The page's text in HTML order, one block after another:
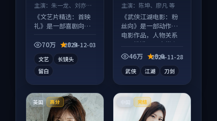
主演： 朱一龙、刘亦菲
等
《文艺片精选：首映
礼》是一部喜剧向电
息量大，适合沉浸式
70万 8.9
2024-12-03
文艺
长镜头
留白
主演： 陈坤、廖凡 等
《武侠江湖电影：粉
丝向》是一部动作向
电影作品，人物关系
层层推进，尾声常有
情绪落点。
46万 9.6
2024-11-28
武侠 江湖 刀剑
英国 高分 完结